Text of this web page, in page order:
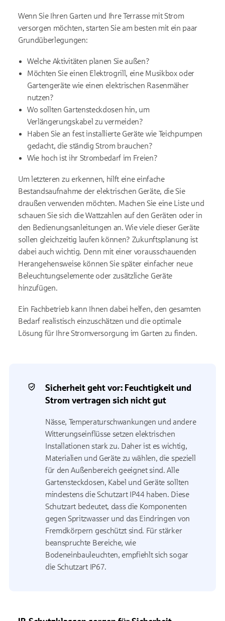
Wenn Sie Ihren Garten und Ihre Terrasse mit Strom
versorgen möchten, starten Sie am besten mit ein paar
Grundüberlegungen:
Welche Aktivitäten planen Sie außen?
Möchten Sie einen Elektrogrill, eine Musikbox oder
Gartengeräte wie einen elektrischen Rasenmäher
nutzen?
Wo sollten Gartensteckdosen hin, um
Verlängerungskabel zu vermeiden?
Haben Sie an fest installierte Geräte wie Teichpumpen
gedacht, die ständig Strom brauchen?
Wie hoch ist ihr Strombedarf im Freien?
Um letzteren zu erkennen, hilft eine einfache
Bestandsaufnahme der elektrischen Geräte, die Sie
draußen verwenden möchten. Machen Sie eine Liste und
schauen Sie sich die Wattzahlen auf den Geräten oder in
den Bedienungsanleitungen an. Wie viele dieser Geräte
sollen gleichzeitig laufen können? Zukunftsplanung ist
dabei auch wichtig. Denn mit einer vorausschauenden
Herangehensweise können Sie später einfacher neue
Beleuchtungselemente oder zusätzliche Geräte
hinzufügen.
Ein Fachbetrieb kann Ihnen dabei helfen, den gesamten
Bedarf realistisch einzuschätzen und die optimale
Lösung für Ihre Stromversorgung im Garten zu finden.
Sicherheit geht vor: Feuchtigkeit und
Strom vertragen sich nicht gut
Nässe, Temperaturschwankungen und andere
Witterungseinflüsse setzen elektrischen
Installationen stark zu. Daher ist es wichtig,
Materialien und Geräte zu wählen, die speziell
für den Außenbereich geeignet sind. Alle
Gartensteckdosen, Kabel und Geräte sollten
mindestens die Schutzart IP44 haben. Diese
Schutzart bedeutet, dass die Komponenten
gegen Spritzwasser und das Eindringen von
Fremdkörpern geschützt sind. Für stärker
beanspruchte Bereiche, wie
Bodeneinbauleuchten, empfiehlt sich sogar
die Schutzart IP67.